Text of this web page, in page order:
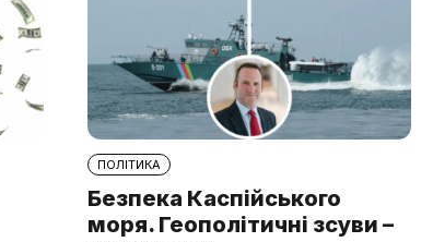
ПОЛІТИКА
Безпека Каспійського
моря. Геополітичні зсуви –